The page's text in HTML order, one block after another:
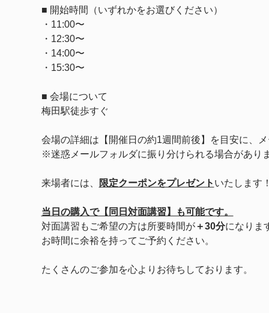
■ 開始時間（いずれかをお選びください）
・11:00〜
・12:30〜
・14:00〜
・15:30〜
■ 会場について
梅田駅徒歩すぐ
会場の詳細は【開催日の約1週間前後】を目安に、
※迷惑メールフォルダに振り分けられる場合があり
来場者には、 限定クーポンをプレゼント いたします
当日の購入で【同日対面講習】も可能です。
対面講習もご希望の方は所要時間が＋30分になりま
お時間に余裕を持ってご予約ください。
たくさんのご参加を心よりお待ちしております。